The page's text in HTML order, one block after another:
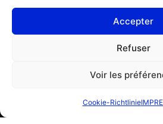
Accepter
Refuser
Voir les
Cookie-Richtlinie
GESCHÄFTSKUNDE